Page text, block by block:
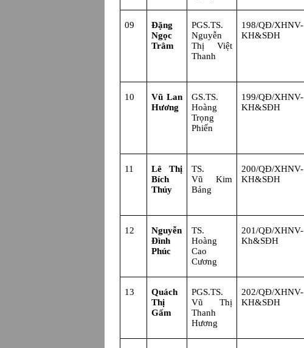
09
Đặng
Ngọc
Trâm
PGS.TS.
Nguyễn
Thị Việt
Thanh
198/QĐ/XHNV-
KH&SĐH
10
Vũ Lan
Hương
GS.TS.
Hoàng
Trọng
Phiến
199/QĐ/XHNV-
KH&SĐH
11
Lê Thị
Bích
Thủy
TS.
Vũ Kim
Bảng
200/QĐ/XHNV-
KH&SĐH
12
Nguyễn
Đình
Phúc
TS.
Hoàng
Cao
Cương
201/QĐ/XHNV-
Kh&SĐH
13
Quách
Thị
Gấm
PGS.TS.
Vũ Thị
Thanh
Hương
202/QĐ/XHNV-
KH&SĐH